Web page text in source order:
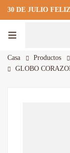
30 DE JULIO
Casa Productos
GLOBO